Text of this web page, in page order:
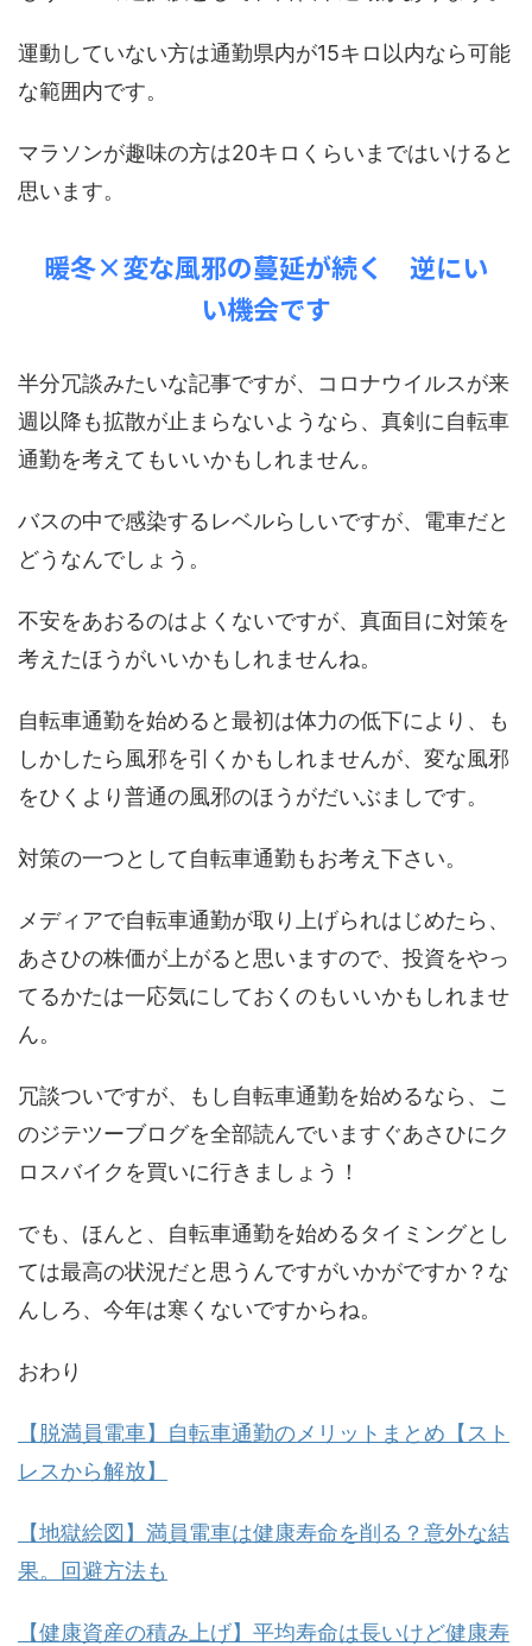
運動していない方は通勤県内が15キロ以内なら可能
な範囲内です。
マラソンが趣味の方は20キロくらいまではいけると
思います。
暖冬×変な風邪の蔓延が続く 逆にい
い機会です
半分冗談みたいな記事ですが、コロナウイルスが来
週以降も拡散が止まらないようなら、真剣に自転車
通勤を考えてもいいかもしれません。
バスの中で感染するレベルらしいですが、電車だと
どうなんでしょう。
不安をあおるのはよくないですが、真面目に対策を
考えたほうがいいかもしれませんね。
自転車通勤を始めると最初は体力の低下により、も
しかしたら風邪を引くかもしれませんが、変な風邪
をひくより普通の風邪のほうがだいぶましです。
対策の一つとして自転車通勤もお考え下さい。
メディアで自転車通勤が取り上げられはじめたら、
あさひの株価が上がると思いますので、投資をやっ
てるかたは一応気にしておくのもいいかもしれませ
ん。
冗談ついですが、もし自転車通勤を始めるなら、こ
のジテツーブログを全部読んでいますぐあさひにク
ロスバイクを買いに行きましょう！
でも、ほんと、自転車通勤を始めるタイミングとし
ては最高の状況だと思うんですがいかがですか？な
んしろ、今年は寒くないですからね。
おわり
【脱満員電車】自転車通勤のメリットまとめ【スト
レスから解放】
【地獄絵図】満員電車は健康寿命を削る？意外な結
果。回避方法も
【健康資産の積み上げ】平均寿命は長いけど健康寿